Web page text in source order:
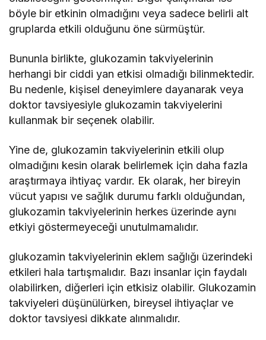
böyle bir etkinin olmadığını veya sadece belirli alt
gruplarda etkili olduğunu öne sürmüştür.
Bununla birlikte, glukozamin takviyelerinin
herhangi bir ciddi yan etkisi olmadığı bilinmektedir.
Bu nedenle, kişisel deneyimlere dayanarak veya
doktor tavsiyesiyle glukozamin takviyelerini
kullanmak bir seçenek olabilir.
Yine de, glukozamin takviyelerinin etkili olup
olmadığını kesin olarak belirlemek için daha fazla
araştırmaya ihtiyaç vardır. Ek olarak, her bireyin
vücut yapısı ve sağlık durumu farklı olduğundan,
glukozamin takviyelerinin herkes üzerinde aynı
etkiyi göstermeyeceği unutulmamalıdır.
glukozamin takviyelerinin eklem sağlığı üzerindeki
etkileri hala tartışmalıdır. Bazı insanlar için faydalı
olabilirken, diğerleri için etkisiz olabilir. Glukozamin
takviyeleri düşünülürken, bireysel ihtiyaçlar ve
doktor tavsiyesi dikkate alınmalıdır.